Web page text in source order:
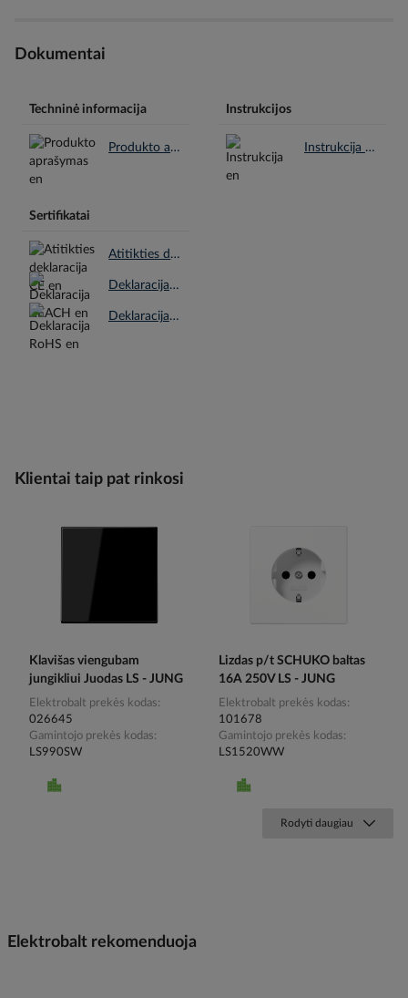
Dokumentai
Techninė informacija
Produkto aprašymas en.pdf
Instrukcijos
Instrukcija en.pdf
Sertifikatai
Atitikties deklaracija CE en.pdf
Deklaracija REACH en.pdf
Deklaracija RoHS en.pdf
Klientai taip pat rinkosi
Klavišas viengubam
jungikliui Juodas LS - JUNG
Elektrobalt prekės kodas
026645
Gamintojo prekės kodas
LS990SW
Lizdas p/t SCHUKO baltas
16A 250V LS - JUNG
Elektrobalt prekės kodas
101678
Gamintojo prekės kodas
LS1520WW
Rodyti daugiau
Elektrobalt rekomenduoja